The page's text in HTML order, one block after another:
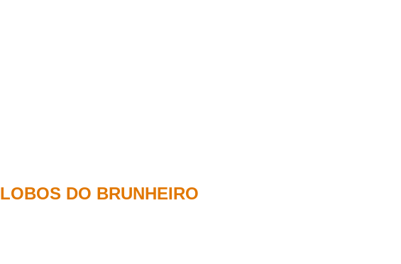
LOBOS DO BRUNHEIRO